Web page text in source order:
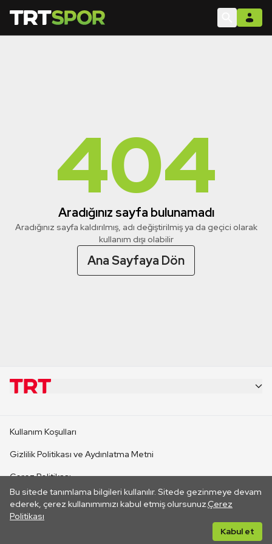
404
Aradığınız sayfa bulunamadı
Aradığınız sayfa kaldırılmış, adı değiştirilmiş ya da geçici olarak
kullanım dışı olabilir
Ana Sayfaya Dön
Bu sitede tanımlama bilgileri kullanılır. Sitede gezinmeye devam
ederek, çerez kullanımımızı kabul etmiş olursunuz.Çerez
Politikası
Kabul et
CANLI YAYINLAR
Kullanım Koşulları
Gizlilik Politikası ve Aydınlatma Metni
Çerez Politikası
İletişim
Her hakkı saklıdır. ©2026 TRT. Bağlantı yoluyla gidilen dış